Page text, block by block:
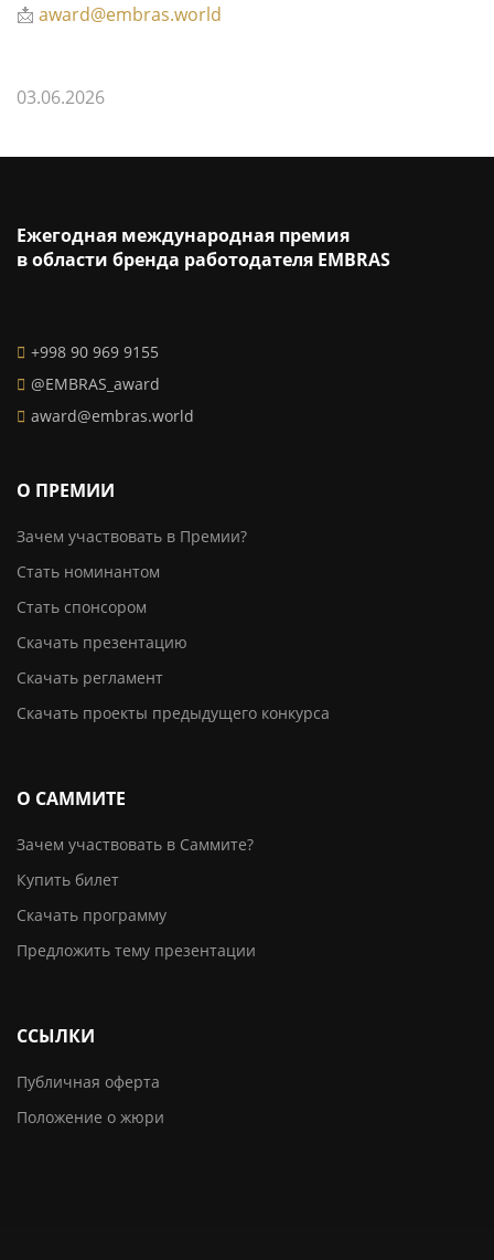
📩 award@embras.world
03.06.2026
Ежегодная международная премия
в области бренда работодателя EMBRAS
+998 90 969 9155
@EMBRAS_award
award@embras.world
О ПРЕМИИ
Зачем участвовать в Премии?
Стать номинантом
Стать спонсором
Скачать презентацию
Скачать регламент
Скачать проекты предыдущего конкурса
О САММИТЕ
Зачем участвовать в Саммите?
Купить билет
Скачать программу
Предложить тему презентации
ССЫЛКИ
Публичная оферта
Положение о жюри